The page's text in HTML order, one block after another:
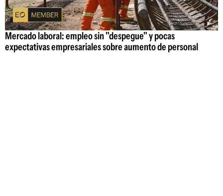
Mercado laboral: empleo sin "despegue" y pocas
expectativas empresariales sobre aumento de personal